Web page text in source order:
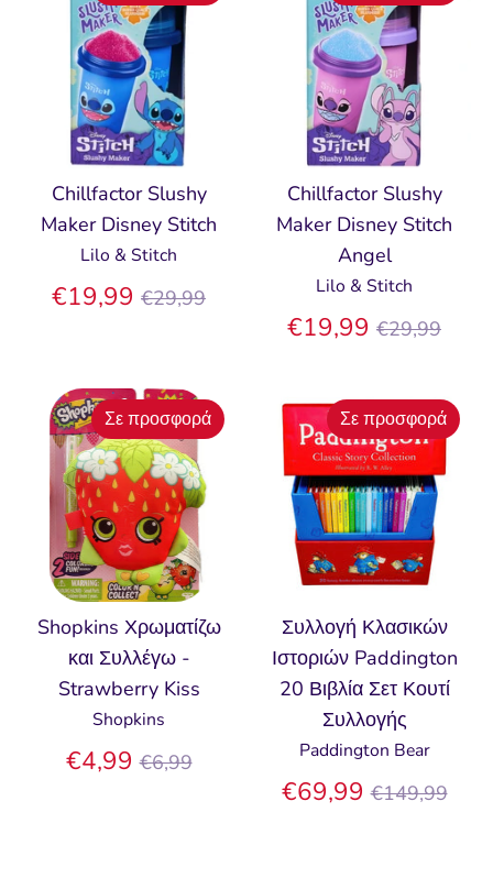
Chillfactor Slushy
Maker Disney Stitch
Lilo & Stitch
€19,99 Κανονική
€29,99
Chillfactor Slushy
Maker Disney Stitch
Angel
Lilo & Stitch
€19,99 Κανονική
€29,99
Shopkins Χρωματίζω
και Συλλέγω -
Strawberry Kiss
Shopkins
€4,99 Κανονική
€6,99
Σε προσφορά
Συλλογή Κλασικών
Ιστοριών Paddington
20 Βιβλία Σετ Κουτί
Συλλογής
Paddington Bear
€69,99 Κανονική
€149,99
Σε προσφορά